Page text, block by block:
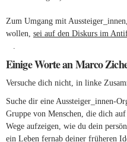
Zum Umgang mit
wollen, sei auf den Diskurs im
(link is external)
.
Einige Worte an Marco
Versuche dich nicht, in linke
Suche dir eine Aussteiger_innen-
Gruppe von Menschen, die dich
Wege aufzeigen, wie du dein
ein Leben fernab deiner früheren